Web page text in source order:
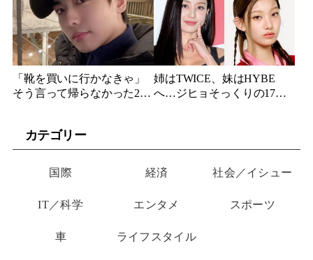
ル』がついに配信
上陸
「靴を買いに行かなきゃ」
そう言って帰らなかった24
り物”
姉はTWICE、妹はHYBE
へ…ジヒョそっくりの17歳
カテゴリー
国際 経済 社会／イシュー
IT／科学 エンタメ スポーツ
車 ライフスタイル